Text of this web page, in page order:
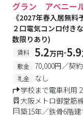
グラン アベニール
《2027年春入居無料
２口電気コンロ付き
数限りあり)
賃料 5.2万円-5.9
敷金 70,000円／契
礼金
なし
学校まで電車利用
大阪メトロ御堂筋
築15年／鉄骨6階建